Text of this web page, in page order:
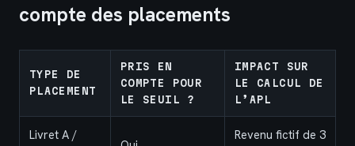
compte des placements
TYPE DE
PLACEMENT
PRIS EN
COMPTE POUR
LE SEUIL ?
IMPACT SUR
LE CALCUL DE
L’APL
Livret A /
Revenu fictif de 3